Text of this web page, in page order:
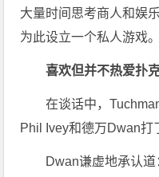
大量时间思考商人和娱
为此设立一个私人游戏
喜欢但并不热爱扑
在谈话中，
Phil Ivey和德万Dwan打
Dwan谦虚地承认